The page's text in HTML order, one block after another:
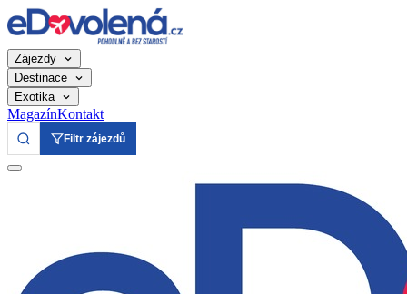
Zájezdy
Destinace
Exotika
MagazínKontakt
Filtr zájezdů